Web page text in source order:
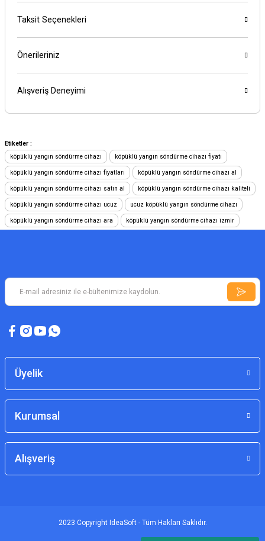
Taksit Seçenekleri
Önerileriniz
Alışveriş Deneyimi
Etiketler :
köpüklü yangın söndürme cihazı
köpüklü yangın söndürme cihazı fiyatı
köpüklü yangın söndürme cihazı fiyatları köpüklü yangın söndürme cihazı al
köpüklü yangın söndürme cihazı satın al köpüklü yangın söndürme cihazı kaliteli
köpüklü yangın söndürme cihazı ucuz ucuz köpüklü yangın söndürme cihazı
köpüklü yangın söndürme cihazı ara köpüklü yangın söndürme cihazı izmir
Üyelik
Kurumsal
Alışveriş
2023 Copyright IdeaSoft - Tüm Hakları Saklıdır.